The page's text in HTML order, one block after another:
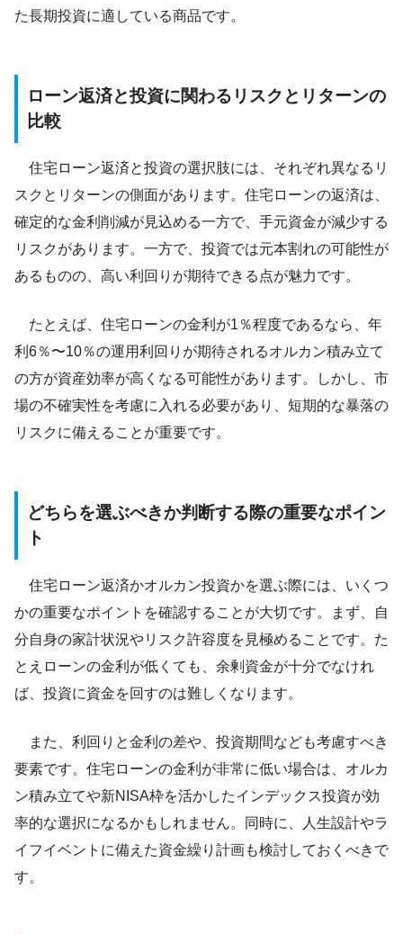
た長期投資に適している商品です。
ローン返済と投資に関わるリスクとリターンの
比較
住宅ローン返済と投資の選択肢には、それぞれ異なるリ
スクとリターンの側面があります。住宅ローンの返済は、
確定的な金利削減が見込める一方で、手元資金が減少する
リスクがあります。一方で、投資では元本割れの可能性が
あるものの、高い利回りが期待できる点が魅力です。
たとえば、住宅ローンの金利が1％程度であるなら、年
利6％〜10％の運用利回りが期待されるオルカン積み立て
の方が資産効率が高くなる可能性があります。しかし、市
場の不確実性を考慮に入れる必要があり、短期的な暴落の
リスクに備えることが重要です。
どちらを選ぶべきか判断する際の重要なポイン
ト
住宅ローン返済かオルカン投資かを選ぶ際には、いくつ
かの重要なポイントを確認することが大切です。まず、自
分自身の家計状況やリスク許容度を見極めることです。た
とえローンの金利が低くても、余剰資金が十分でなけれ
ば、投資に資金を回すのは難しくなります。
また、利回りと金利の差や、投資期間なども考慮すべき
要素です。住宅ローンの金利が非常に低い場合は、オルカ
ン積み立てや新NISA枠を活かしたインデックス投資が効
率的な選択になるかもしれません。同時に、人生設計やラ
イフイベントに備えた資金繰り計画も検討しておくべきで
す。